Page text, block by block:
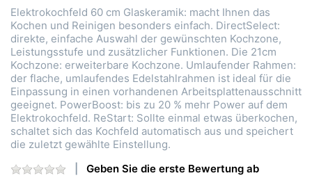
Elektrokochfeld 60 cm Glaskeramik: macht Ihnen das
Kochen und Reinigen besonders einfach. DirectSelect:
direkte, einfache Auswahl der gewünschten Kochzone,
Leistungsstufe und zusätzlicher Funktionen. Die 21cm
Kochzone: erweiterbare Kochzone. Umlaufender Rahmen:
der flache, umlaufendes Edelstahlrahmen ist ideal für die
Einpassung in einen vorhandenen Arbeitsplattenausschnitt
geeignet. PowerBoost: bis zu 20 % mehr Power auf dem
Elektrokochfeld. ReStart: Sollte einmal etwas überkochen,
schaltet sich das Kochfeld automatisch aus und speichert
die zuletzt gewählte Einstellung.
Geben Sie die erste Bewertung ab